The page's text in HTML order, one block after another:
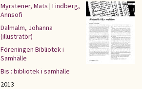
Myrstener, Mats | Lindberg,
Annsofi
Dalmalm, Johanna
(illustratör)
Föreningen Bibliotek i
Samhälle
Bis : bibliotek i samhälle
2013